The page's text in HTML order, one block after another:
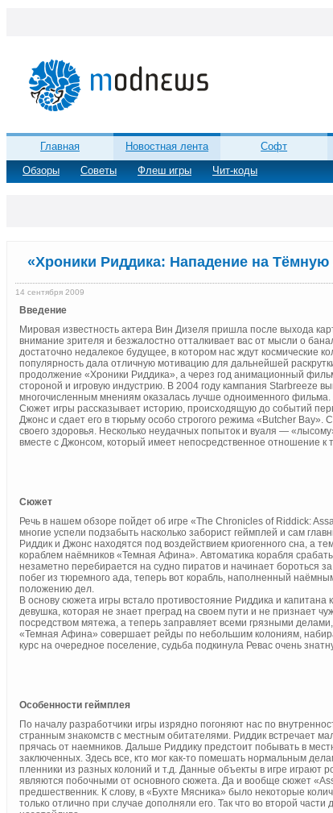
Главная Новостная лента
Софт
Обзоры
Советы Флеш игры Чит-коды
«Хроники Риддика: Нападение на
14 сентября 2009
Введение
Мировая известность актера Вин Дизеля пришла после выхода
внимание зрителя и безжалостно отталкивает вас от мысли о
достаточно недалекое будущее, в котором нас ждут космические
популярность дала отличную мотивацию для дальнейшей
продолжение «Хроники Риддика», а через год анимационный
стороной и игровую индустрию. В 2004 году кампания Starbreeze
многочисленным мнениям оказалась лучше одноименного фильма.
Сюжет игры рассказывает историю, происходящую до событий
Джонс и сдает его в тюрьму особо строгого режима «Butcher
своего здоровья. Несколько неудачных попыток и вуаля —
вместе с Джонсом, который имеет непосредственное отношение
Сюжет
Речь в нашем обзоре пойдет об игре «The Chronicles of Riddick:
многие успели подзабыть насколько заборист геймплей и сам
Риддик и Джонс находятся под воздействием криогенного сна, а
кораблем наёмников «Темная Афина». Автоматика корабля
незаметно перебирается на судно пиратов и начинает бороться
побег из тюремного ада, теперь вот корабль, наполненный
положению дел.
В основу сюжета игры встало противостояние Риддика и
девушка, которая не знает преград на своем пути и не признает
посредством мятежа, а теперь заправляет всеми грязными
«Темная Афина» совершает рейды по небольшим колониям,
курс на очередное поселение, судьба подкинула Ревас очень
Особенности геймплея
По началу разработчики игры изрядно погоняют нас по
странным знакомств с местным обитателями. Риддик встречает
прячась от наемников. Дальше Риддику предстоит побывать в
заключенных. Здесь все, кто мог как-то помешать нормальным
пленники из разных колоний и т.д. Данные объекты в игре играют
являются побочными от основного сюжета. Да и вообще сюжет
предшественник. К слову, в «Бухте Мясника» было некоторые
только отлично при случае дополняли его. Так что во второй